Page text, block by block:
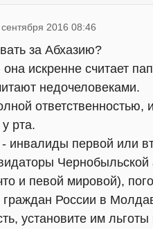
2016 08:46
за Абхазию?
искренне считает
недочеловеками.
ответственностью,
рта.
инвалиды первой или
Чернобыльской
и певой мировой),
России в
установите им